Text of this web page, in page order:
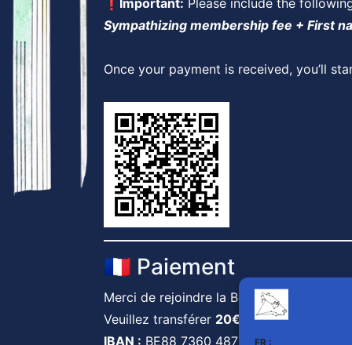
FR :
❗Important: Please include the
Sympathizing membership fee + First
Once your payment is received, you’ll
🇫🇷 Paiement
Merci de rejoindre la Belgium Bearpride.
Veuillez transférer 20€ sur le compte
IBAN : BE88 7360 4872 0841